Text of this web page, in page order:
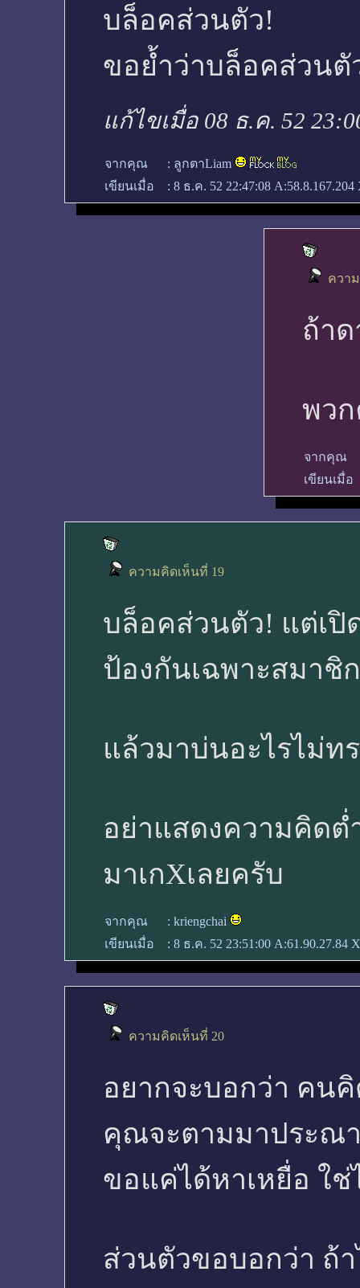
บล็อคส่วนตัว!
ขอย้ำว่าบล็อคส่วนตั
แก้ไขเมื่อ 08 ธ.ค. 52
จากคุณ : ลูกตาLiam
เขียนเมื่อ
: 8 ธ.ค. 52 22:47:08 A:58.8.167.204
ควา
ถ้าด
พวก
จากคุณ
เขียนเมื่อ
ความคิดเห็นที่ 19
บล็อคส่วนตัว! แต่เปิ
ป้องกันเฉพาะสมาชิก
แล้วมาบ่นอะไรไม่ท
อย่าแสดงความคิดต่
มาเกXเลยครับ
จากคุณ : kriengchai
เขียนเมื่อ
: 8 ธ.ค. 52 23:51:00 A:61.90.27.84
ความคิดเห็นที่ 20
อยากจะบอกว่า คน
คุณจะตามมาประณ
ขอแค่ได้หาเหยื่อ ใช่
ส่วนตัวขอบอกว่า ถ้